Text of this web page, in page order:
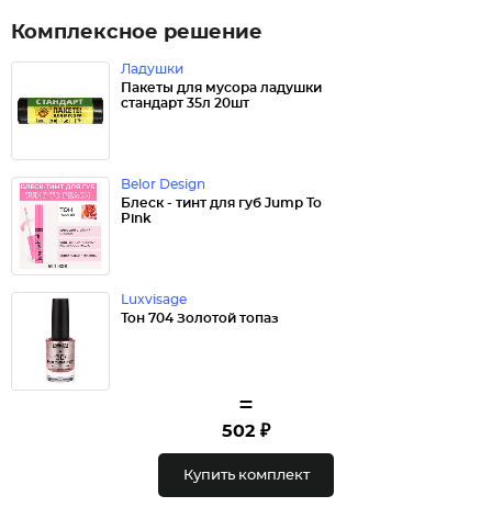
Комплексное решение
Ладушки
Пакеты для мусора ладушки
стандарт 35л 20шт
Belor Design
Блеск - тинт для губ Jump To
Pink
Luxvisage
Тон 704 Золотой топаз
=
502 ₽
Купить комплект